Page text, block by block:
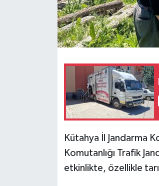
Kütahya İl Jandarma
Komutanlığı Trafik
etkinlikte, özellikle